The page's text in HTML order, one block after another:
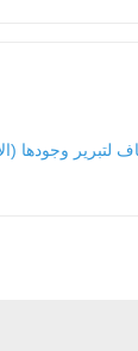
لتبرير وجودها